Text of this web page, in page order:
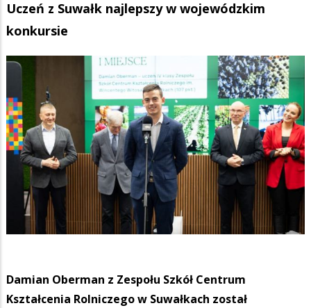
Uczeń z Suwałk najlepszy w wojewódzkim
konkursie
Damian Oberman z Zespołu Szkół Centrum
Kształcenia Rolniczego w Suwałkach został